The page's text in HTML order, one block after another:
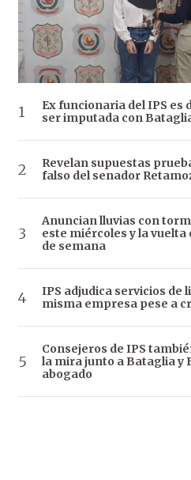
Ex funcionaria del IPS es
ser imputada con
Revelan supuestas
falso del senador
Anuncian lluvias con
este miércoles y la
de semana
IPS adjudica servicios de
misma empresa pese a
Consejeros de IPS
la mira junto a Bataglia y
abogado